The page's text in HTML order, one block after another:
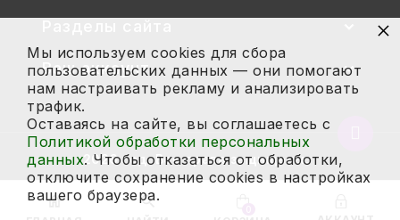
ПОСУДА
ХОББИ И ТВОРЧЕСТВО
ИНСТРУМЕНТЫ И РЕМОНТ
Ваш аккаунт
2026 год. Все права защищены.
Мы используем cookies для сбора
пользовательских данных — они помогают
нам настраивать рекламу и анализировать
трафик.
Оставаясь на сайте, вы соглашаетесь с
Политикой обработки персональных
данных. Чтобы отказаться от обработки,
отключите сохранение cookies в настройках
вашего браузера.
×